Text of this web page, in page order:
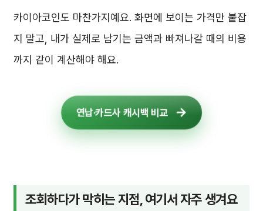
카이아코인도 마찬가지예요. 화면에 보이는 가격만 붙잡
지 말고, 내가 실제로 남기는 금액과 빠져나갈 때의 비용
까지 같이 계산해야 해요.
연납·카드사 캐시백 비교
조회하다가 막히는 지점, 여기서 자주 생겨요